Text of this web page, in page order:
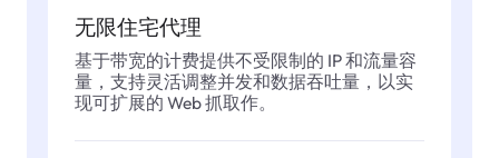
无限住宅代理
基于带宽的计费提供不受限制的 IP 和流量容
量，支持灵活调整并发和数据吞吐量，以实
现可扩展的 Web 抓取作。